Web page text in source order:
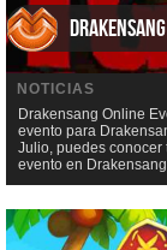
NOTICIAS
Drakensang Online
evento para
Julio, puedes conocer
evento en